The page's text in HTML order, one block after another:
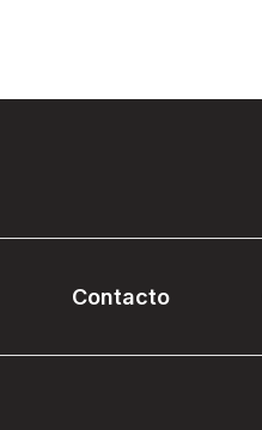
Contacto